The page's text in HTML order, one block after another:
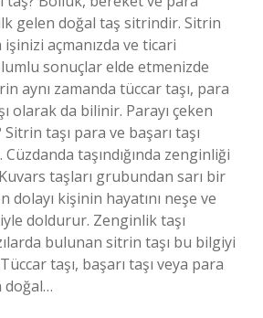
gelen doğal taş sitrindir. Sitrin
işinizi açmanızda ve ticari
sonuçlar elde etmenizde
aynı zamanda tüccar taşı, para
olarak da bilinir. Parayı çeken
taşı para ve başarı taşı
Cüzdanda taşındığında zenginliği
taşları grubundan sarı bir
dolayı kişinin hayatını neşe ve
doldurur. Zenginlik taşı
bulunan sitrin taşı bu bilgiyi
taşı, başarı taşı veya para
doğal…